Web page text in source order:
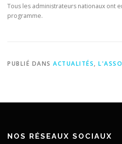
Tous les administrateurs nationaux ont
programme.
PUBLIÉ DANS ACTUALITÉS,
NOS RÉSEAUX SOCIAUX